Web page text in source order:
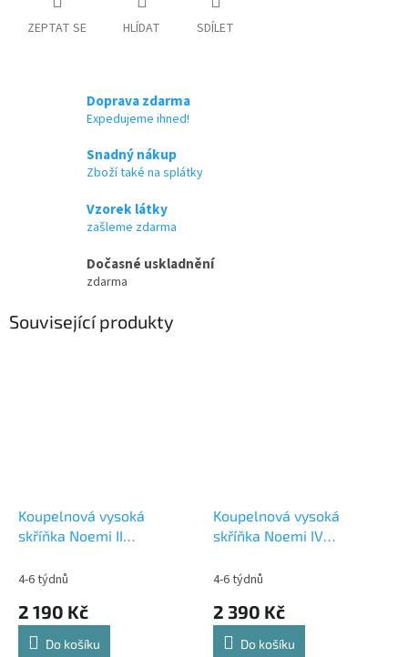
ZEPTAT SE HLÍDAT SDÍLET
Doprava zdarma
Expedujeme ihned!
Snadný nákup
Zboží také na splátky
Vzorek látky
zašleme zdarma
Dočasné uskladnění
zdarma
Související produkty
Koupelnová vysoká
skříňka Noemi II
4-6 týdnů
2 190 Kč
Do košíku
Koupelnová vysoká
skříňka Noemi IV
4-6 týdnů
2 390 Kč
Do košíku